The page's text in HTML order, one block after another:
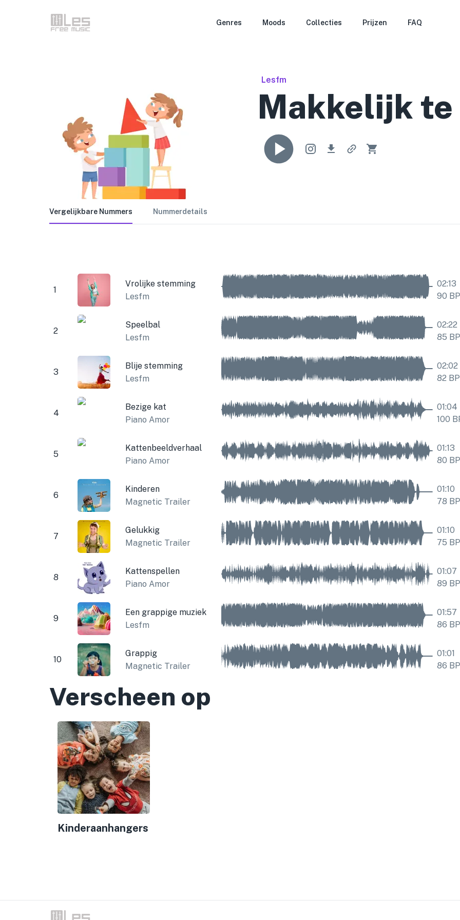
Genres Moods Collecties Prijzen FAQ
Lesfm
Makkelijk te
Vergelijkbare Nummers Nummerdetails
1
Vrolijke stemming
Lesfm
02:13
90
2
Speelbal
Lesfm
02:22
85
3
Blije stemming
Lesfm
02:02
82
4
Bezige kat
Piano Amor
01:04
100
5
Kattenbeeldverhaal
Piano Amor
01:13
80
6
Kinderen
Magnetic Trailer
01:10
78
7
Gelukkig
Magnetic Trailer
01:10
75
8
Kattenspellen
Piano Amor
01:07
89
9
Een grappige muziek
Lesfm
01:57
86
10
Grappig
Magnetic Trailer
01:01
86
Verscheen op
Kinderaanhangers